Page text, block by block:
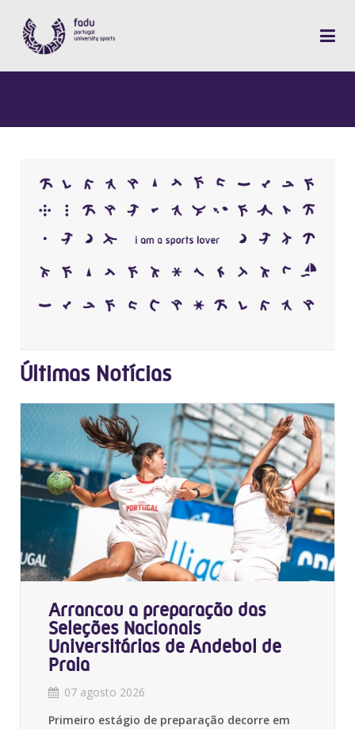
Últimas Notícias
Arrancou a preparação das
Seleções Nacionais
Universitárias de Andebol de
Praia
07 agosto 2026
Primeiro estágio de preparação decorre em